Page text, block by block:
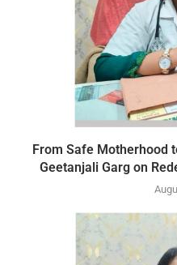
From Safe Motherhood
Geetanjali Garg on